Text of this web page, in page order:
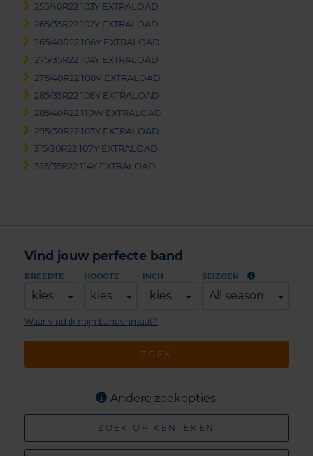
255/40R22 103Y EXTRALOAD
265/35R22 102Y EXTRALOAD
265/40R22 106Y EXTRALOAD
275/35R22 104Y EXTRALOAD
275/40R22 108V EXTRALOAD
285/35R22 106Y EXTRALOAD
285/40R22 110W EXTRALOAD
295/30R22 103Y EXTRALOAD
315/30R22 107Y EXTRALOAD
325/35R22 114Y EXTRALOAD
Vind jouw perfecte band
BREEDTE
kies
HOOGTE
kies
INCH
kies
SEIZOEN
All season
ZOEK
Waar vind ik mijn bandenmaat?
Andere zoekopties:
ZOEK OP KENTEKEN